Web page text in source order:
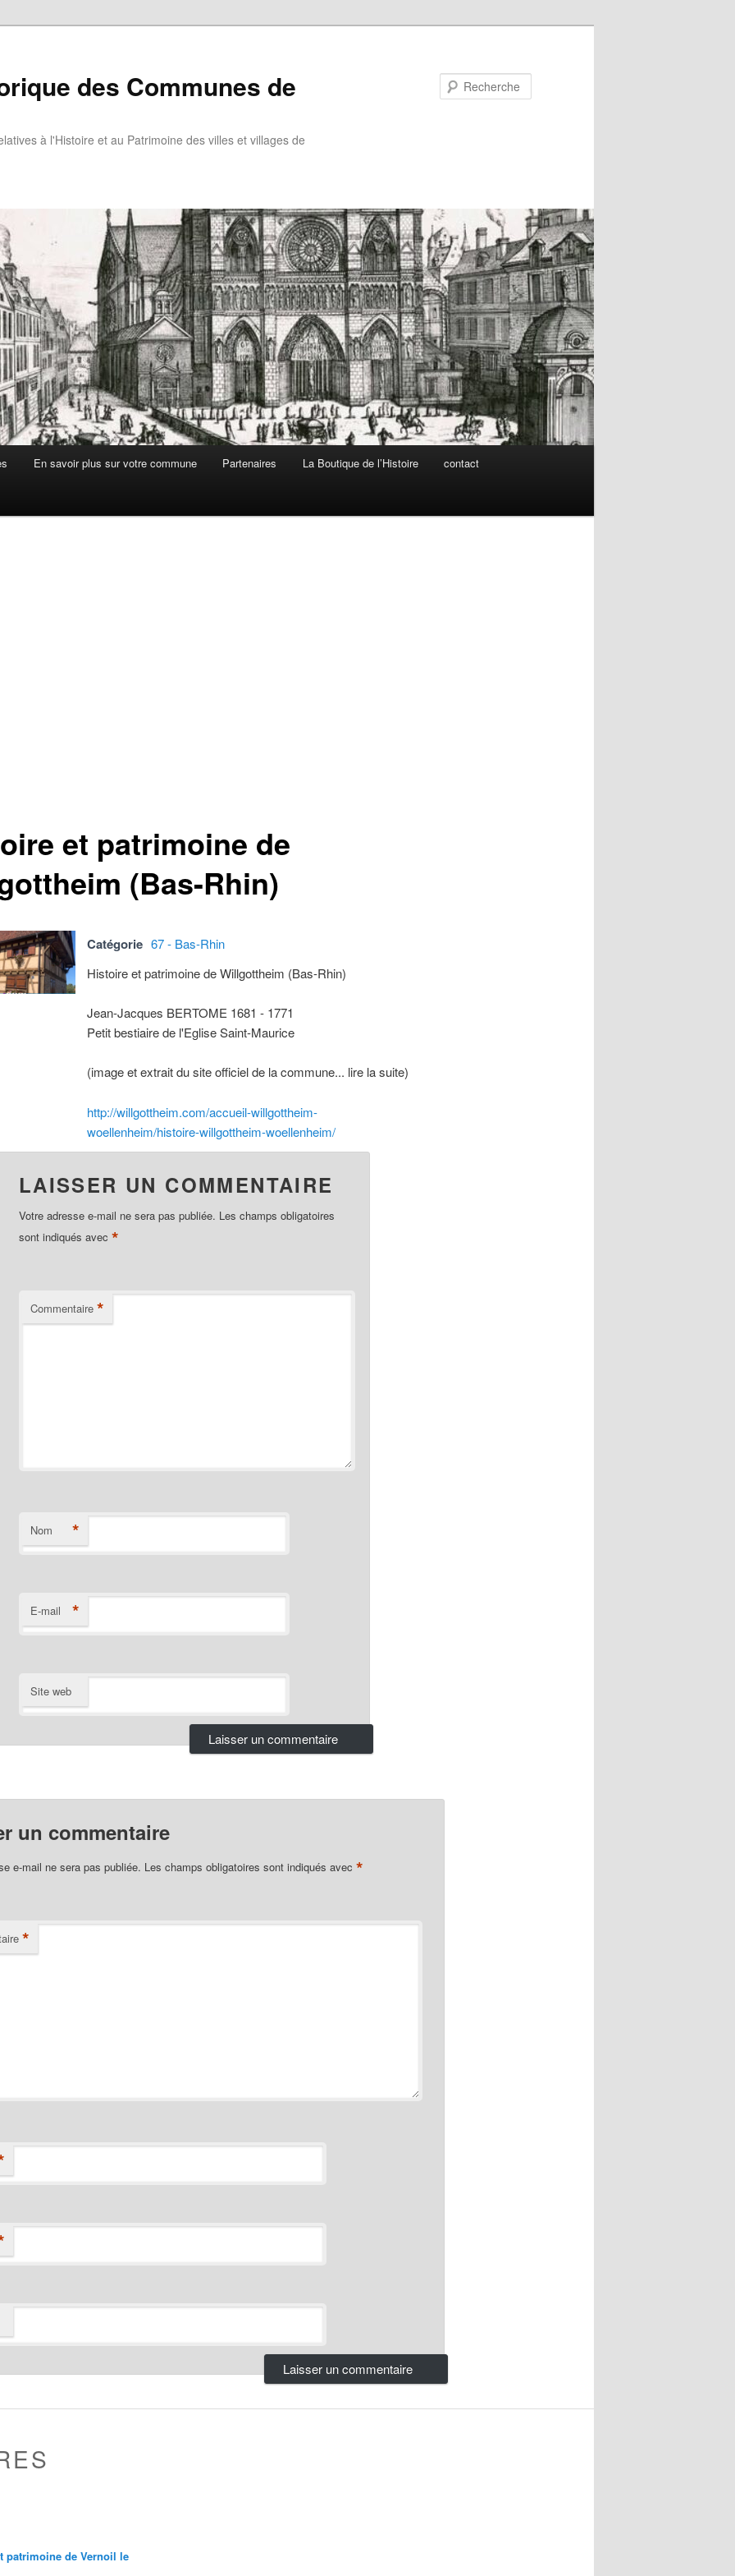
des Communes de
à l'Histoire et au Patrimoine des villes et villages de
En savoir plus sur votre commune Partenaires La Boutique de l’Histoire contact
et patrimoine de
(Bas-Rhin)
Catégorie 67 - Bas-Rhin
Histoire et patrimoine de Willgottheim (Bas-Rhin)
Jean-Jacques BERTOME 1681 - 1771
Petit bestiaire de l'Eglise Saint-Maurice
(image et extrait du site officiel de la commune... lire la suite)
http://willgottheim.com/accueil-willgottheim-
woellenheim/histoire-willgottheim-woellenheim/
LAISSER UN COMMENTAIRE
Votre adresse e-mail ne sera pas publiée. Les champs obligatoires
sont indiqués avec *
Commentaire *
Nom *
E-mail *
Site web
un commentaire
e-mail ne sera pas publiée. Les champs obligatoires sont indiqués avec *
*
patrimoine de Vernoil le